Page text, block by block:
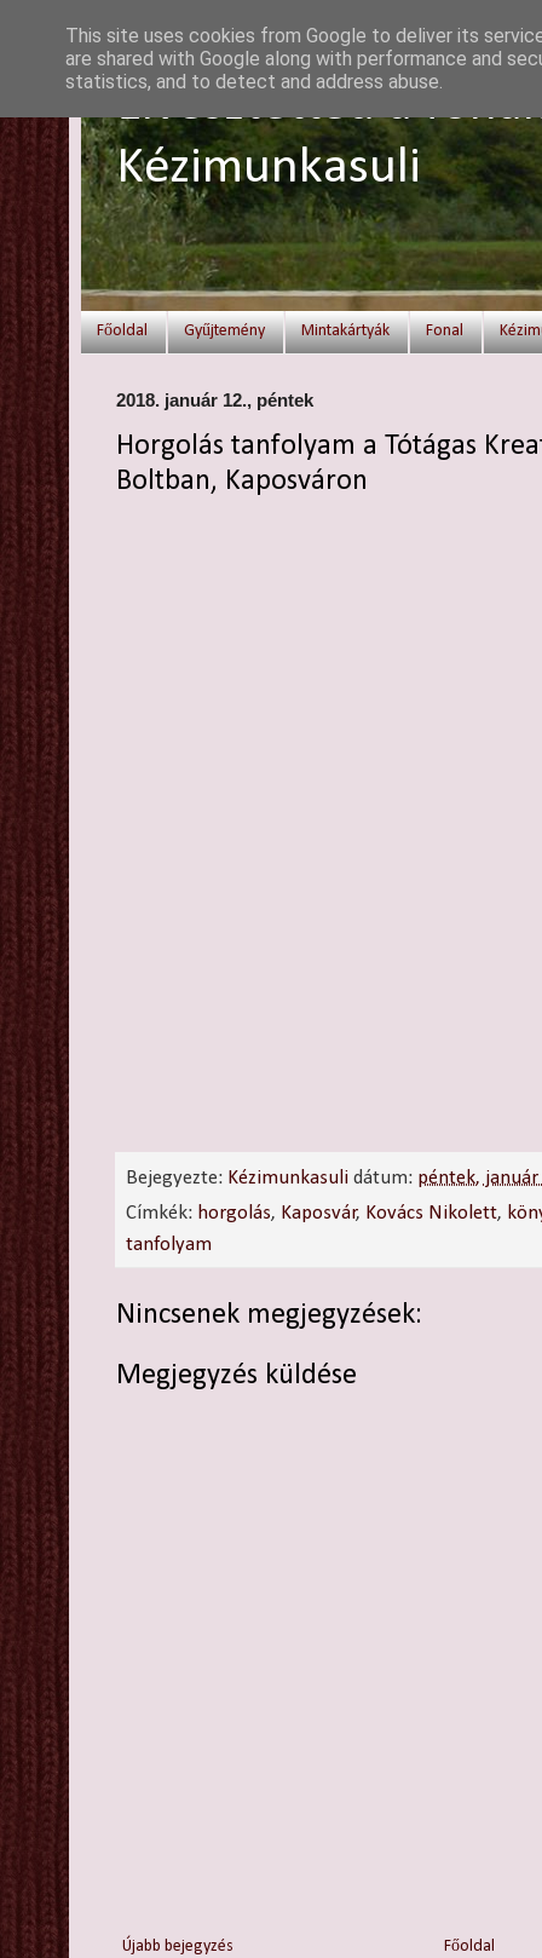
Elvesztetted a
Kézimunkasuli
Főoldal Gyűjtemény Mintakártyák Fonal
2018. január 12., péntek
Horgolás tanfolyam a Tótágas
Boltban, Kaposváron
Bejegyezte: Kézimunkasuli dátum: péntek,
Címkék: horgolás, Kaposvár, Kovács Nikolett,
tanfolyam
Nincsenek megjegyzések:
Megjegyzés küldése
Újabb bejegyzés Főoldal
This site uses cookies from Google to deliver its
are shared with Google along with performance and
statistics, and to detect and address abuse.